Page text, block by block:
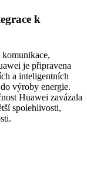
k
komunikace,
je připravena
a inteligentních
výroby energie.
Huawei zavázala
spolehlivosti,